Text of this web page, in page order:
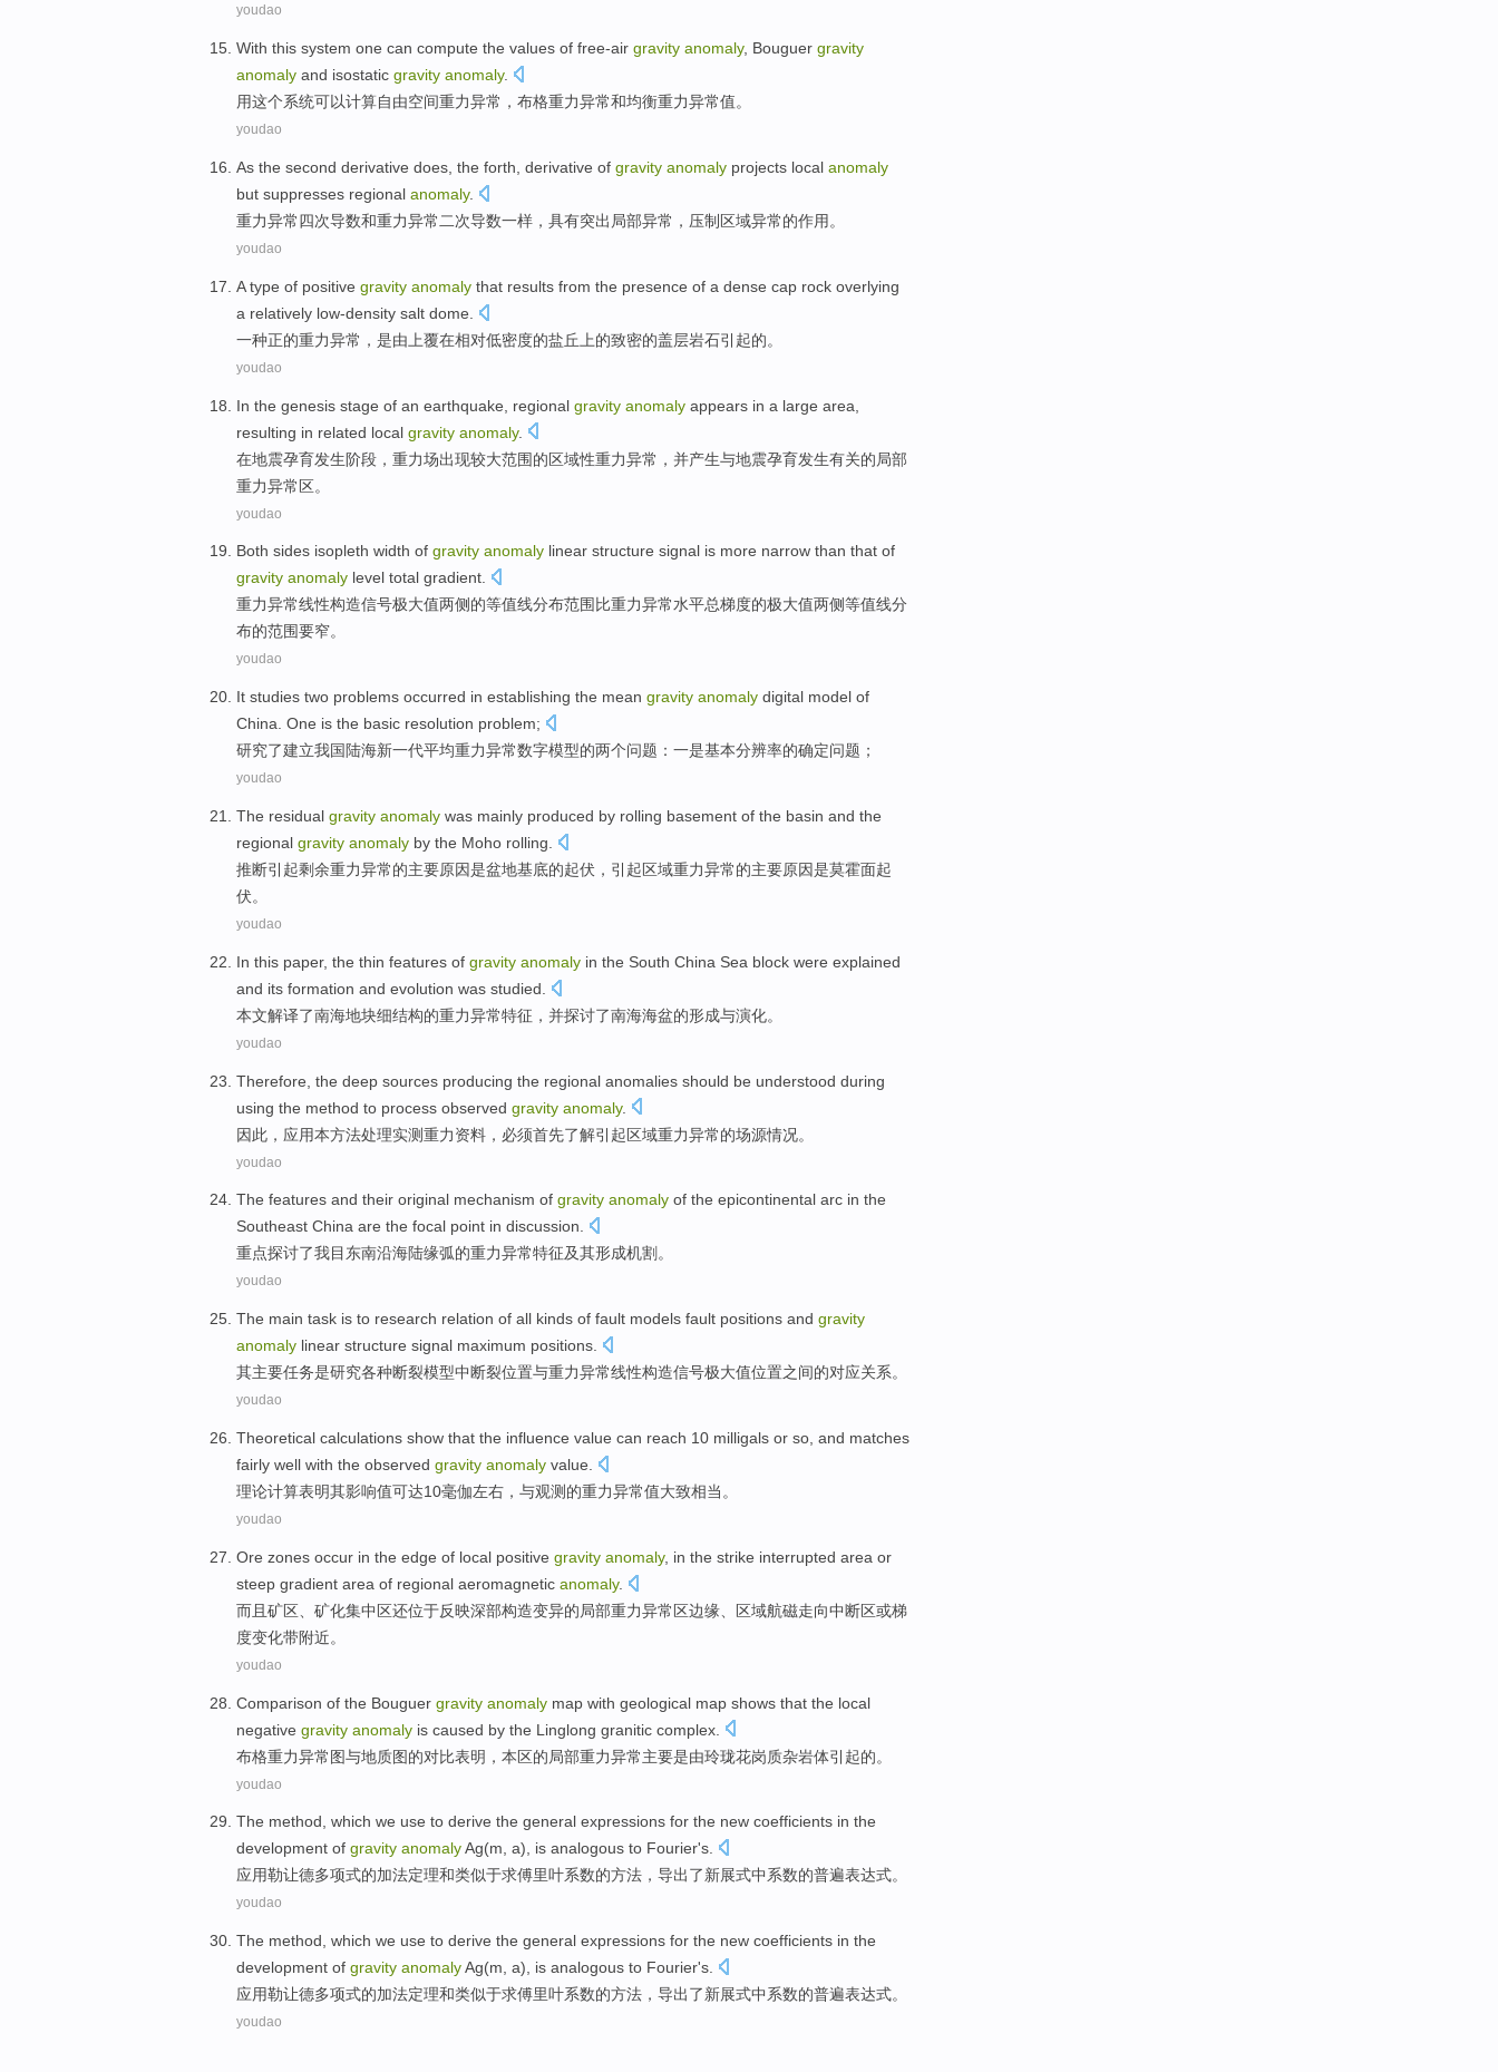
youdao
With this system one can compute the values of free-air gravity anomaly, Bouguer gravity
anomaly and isostatic gravity anomaly.
用这个系统可以计算自由空间重力异常 ，布格重力异常和均衡重力异常值。
youdao
As the second derivative does, the forth, derivative of gravity anomaly projects local anomaly
but suppresses regional anomaly.
重力异常四次导数和重力异常二次导数一样，具有突出 局部异常， 压制 区域异常的作用。
youdao
Atype of positive gravity anomaly that results from the presence of a dense cap rock overlying
a relatively low-density salt dome
一种正的重力异常 ，是由 上覆在相对低密度的盐丘上的致密的盖层岩石引起的。
youdao
In the genesis stage of an earthquake regional gravity anomaly appears in a large area
resulting in related local gravity anomaly.
在地震孕育发生阶段 ，重力场出现较大范围的区域性重力异常 ， 并产生与地震孕育发生有关的局部
重力异常区。
youdao
Both sides isopleth width of gravity anomaly linear structure signal is more narrow than that of
gravity anomaly level total gradient.
重力异常线性构造信号极大值两侧 的等值线分布范围 比重力异常水平总梯度的极大值两侧等值线分
布的范围要窄。
youdao
It studies two problems occurred in establishing the mean gravity anomaly digital model of
China One is the basic resolution problem;
研究了建立我国 陆海新一代平均重力异常数字模型的两个问题 ：一是基本分辨率的确定问题 ；
youdao
The residual gravity anomaly was mainly produced by rolling basement of the basin and the
regional gravity anomaly by the Moho rolling.
推断引起剩余重力异常的主要原因是盆地基底的起伏 ， 引起区域重力异常的主要原因是莫霍面起
伏。
youdao
In this paper, the thin features of gravity anomaly in the South China Sea block were explained
and its formation and evolution was studied
本文解译了南海地块细结构的重力异常特征 ， 并探讨了南海海盆的形成与演化。
youdao
Therefore , the deep sources producing the regional anomalies should be understood during
using the method to process observed gravity anomaly.
因此 ， 应用本方法处理实测重力资料， 必须首先了解引起区域重力异常的场源情况。
youdao
The features and their original mechanism of gravity anomaly of the epicontinental arc in the
Southeast China are the focal point in discussion.
重点探讨了我目 东南沿海陆缘弧的重力异常特征及其形成机割。
youdao
The main task is to research relation of all kinds of fault models fault positions and gravity
anomaly linear structure signal maximum positions.
其主要任务是研究各种断裂模型中断裂位置与重力异常线性构造信号极大值位置之间的对应关系。
youdao
Theoretical calculations show that the influence value can reach 10 milligals or so, and matches
fairly well with the observed gravity anomaly value
理论计算表明其影响值可达10毫伽左右， 与观测 的重力异常值大致相当 。
youdao
Ore zones occur in the edge of local positive gravity anomaly, in the strike interrupted area or
steep gradient area of regional aeromagnetic anomaly.
而且矿区、 矿化集中区还位于反映深部构造变异的局部重力异常 区边缘 区域航磁走向中断区或梯
度变化带附近。
youdao
Comparison of the Bouguer gravity anomaly map with geological map shows that the local
negative gravity anomaly is caused by the Linglong granitic complex.
布格重力异常图与地质图的对比表明 ，本区的局部重力异常主要是由玲珑花岗质杂岩体引起的。
youdao
The method, which we use to derive the general expressions for the new coefficients in the
development of gravity anomalyAg(m, a), is analogous to Fourier's.
应用勒让德多项式的加法定理和类似于求傅里叶系数的方法 ， 导出了新展式中系数的普遍表达式。
youdao
The method , which we use to derive the general expressions for the new coefficients in the
development of gravity anomalyAg(m, a), is analogous to Fourier's.
应用勒让德多项式的加法定理和类似于求傅里叶系数的方法 ， 导出了新展式中系数的普遍表达式。
youdao